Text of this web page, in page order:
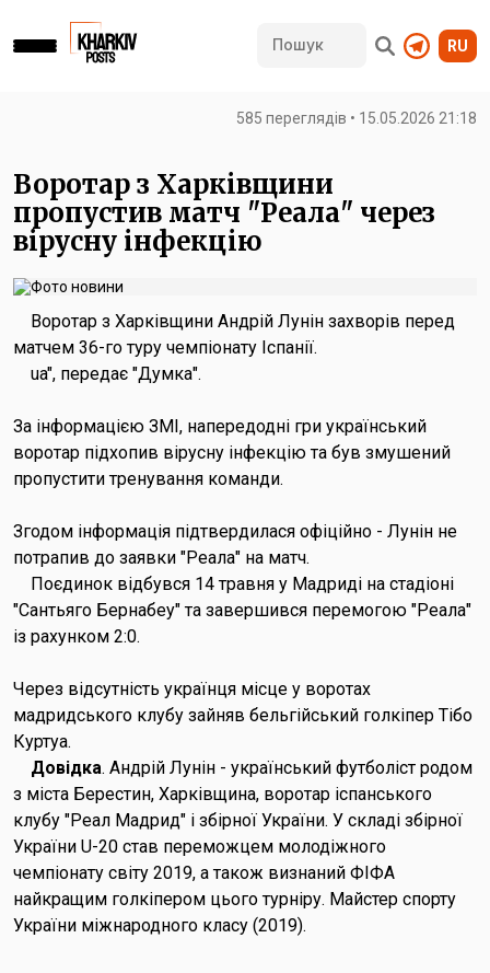
RU
585 переглядів • 15.05.2026 21:18
Воротар з Харківщини
пропустив матч "Реала" через
вірусну інфекцію
Воротар з Харківщини Андрій Лунін захворів перед
матчем 36-го туру чемпіонату Іспанії.
ua", передає "Думка".
За інформацією ЗМІ, напередодні гри український
воротар підхопив вірусну інфекцію та був змушений
пропустити тренування команди.
Згодом інформація підтвердилася офіційно - Лунін не
потрапив до заявки "Реала" на матч.
Поєдинок відбувся 14 травня у Мадриді на стадіоні
"Сантьяго Бернабеу" та завершився перемогою "Реала"
із рахунком 2:0.
Через відсутність українця місце у воротах
мадридського клубу зайняв бельгійський голкіпер Тібо
Куртуа.
Довідка. Андрій Лунін - український футболіст родом
з міста Берестин, Харківщина, воротар іспанського
клубу "Реал Мадрид" і збірної України. У складі збірної
України U-20 став переможцем молодіжного
чемпіонату світу 2019, а також визнаний ФІФА
найкращим голкіпером цього турніру. Майстер спорту
України міжнародного класу (2019).